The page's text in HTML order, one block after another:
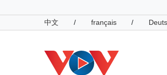
中文
/ français /